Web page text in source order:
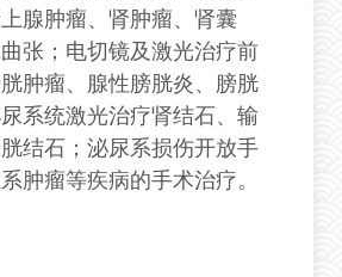
腺肿瘤、肾肿瘤、肾囊
张；电切镜及激光治疗前
肿瘤、腺性膀胱炎、膀胱
系统激光治疗肾结石、输
结石；泌尿系损伤开放手
肿瘤等疾病的手术治疗。